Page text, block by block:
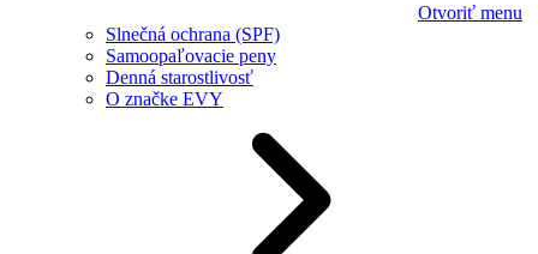
Otvoriť menu
Slnečná ochrana (SPF)
Samoopaľovacie peny
Denná starostlivosť
O značke EVY